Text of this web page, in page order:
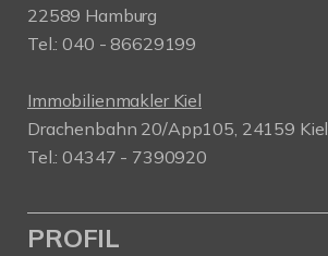
22589 Hamburg
Tel.: 040 - 86629199
Immobilienmakler Kiel
Drachenbahn 20/App105, 24159 Kiel
Tel.: 04347 - 7390920
PROFIL